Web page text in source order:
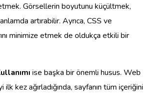
Görsellerin boyutunu küçültmek,
anlamda artırabilir. Ayrıca, CSS ve
minimize etmek de oldukça etkili bir
ise başka bir önemli husus. Web
kez ağırladığında, sayfanın tüm içeriğini